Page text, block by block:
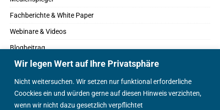
Wir legen Wert auf Ihre Privatsphäre
Nicht weitersuchen. Wir setzen nur funktional erforderliche
Coockies ein und würden gerne auf diesen Hinweis verzichten,
wenn wir nicht dazu gesetzlich verpflichtet
Fachberichte & White Paper
Webinare & Videos
Blogbeitrag
Fachbücher
Marktreport
Podcasts